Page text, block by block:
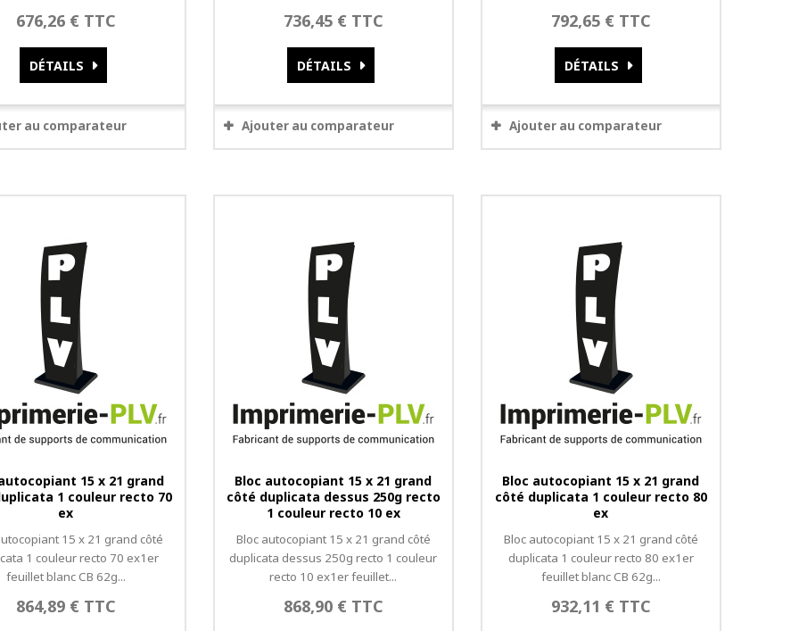
676,26 € TTC
DÉTAILS
au comparateur
736,45 € TTC
DÉTAILS
Ajouter au comparateur
792,65 € TTC
DÉTAILS
Ajouter au comparateur
15 x 21 grand
1 couleur recto 70
ex
15 x 21 grand côté
1 couleur recto 70 ex1er
feuillet blanc CB 62g...
864,89 € TTC
Bloc autocopiant 15 x 21 grand
côté duplicata dessus 250g recto
1 couleur recto 10 ex
Bloc autocopiant 15 x 21 grand côté
duplicata dessus 250g recto 1 couleur
recto 10 ex1er feuillet...
868,90 € TTC
Bloc autocopiant 15 x 21 grand
côté duplicata 1 couleur recto 80
ex
Bloc autocopiant 15 x 21 grand côté
duplicata 1 couleur recto 80 ex1er
feuillet blanc CB 62g...
932,11 € TTC